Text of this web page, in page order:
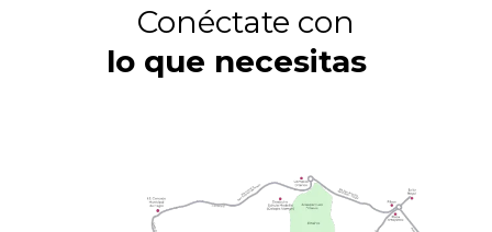
Conéctate con
lo que necesitas